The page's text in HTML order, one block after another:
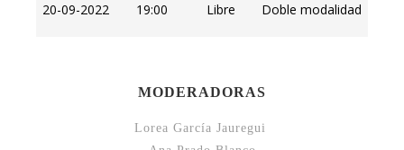
20-09-2022
19:00
Libre
Doble modalidad
MODERADORAS
Lorea García Jauregui